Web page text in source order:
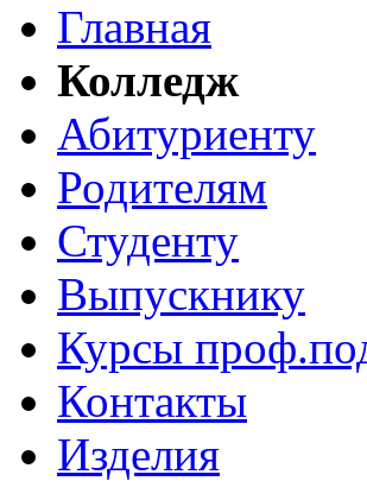
Главная
Колледж
Абитуриенту
Родителям
Студенту
Выпускнику
Курсы
Контакты
Изделия